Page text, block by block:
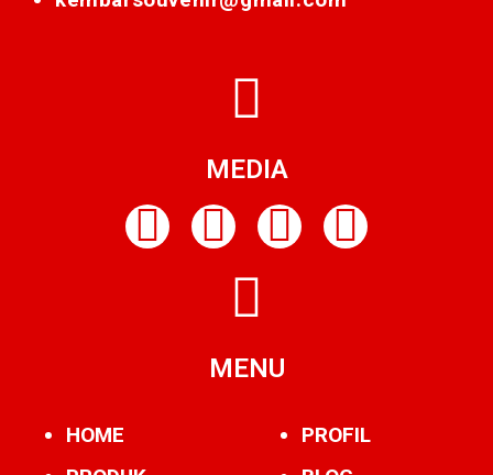
MEDIA
MENU
HOME
PROFIL